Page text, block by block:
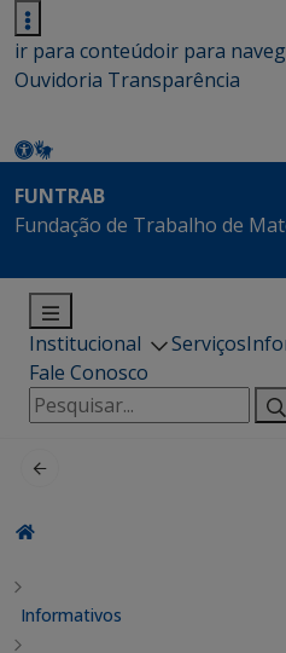
ir para conteúdoir para
Ouvidoria Transparência
FUNTRAB
Fundação de Trabalho de
Institucional Serviços
Fale Conosco
Pesquisar
por:
Informativos